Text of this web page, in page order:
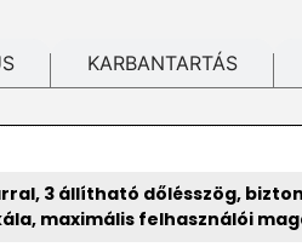
KARBANTARTÁS
3 állítható dőlésszög,
maximális felhasználói